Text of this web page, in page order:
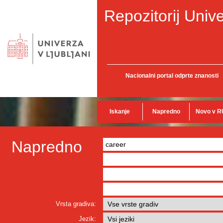
Repozitorij
Nacionalni portal odprte znanosti
Iskanje Napredno Novo v
Napredno
Vrsta gradiva:
Jezik: